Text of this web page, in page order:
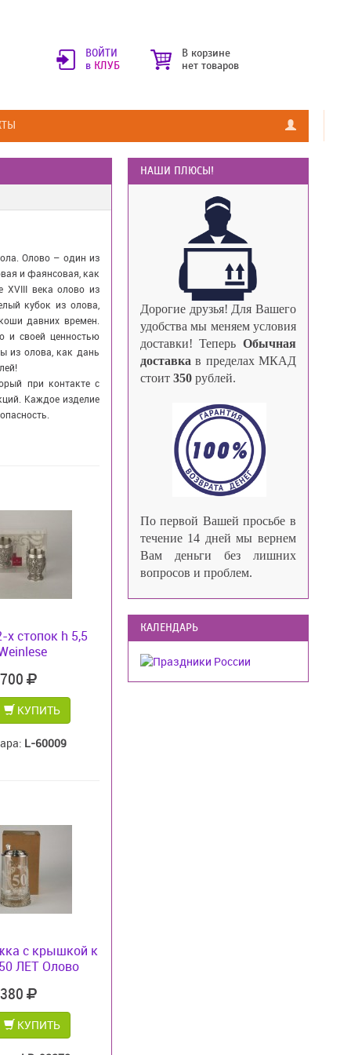
ВОЙТИ
в КЛУБ
В корзине
нет товаров
Олово – один из
и фаянсовая, как
XVIII века олово из
кубок из олова,
давних времен.
и своей ценностью
из олова, как дань
при контакте с
Каждое изделие
х стопок h 5,5
КУПИТЬ
L-60009
с крышкой к
ЛЕТ Олово
КУПИТЬ
НАШИ ПЛЮСЫ!
Дорогие друзья! Для Вашего
удобства мы меняем условия
доставки!Теперь Обычная
доставка в пределах МКАД
стоит 350рублей.
По первой Вашей просьбе в
течение 14 дней мы вернем
Вам деньги без лишних
вопросов и проблем.
КАЛЕНДАРЬ